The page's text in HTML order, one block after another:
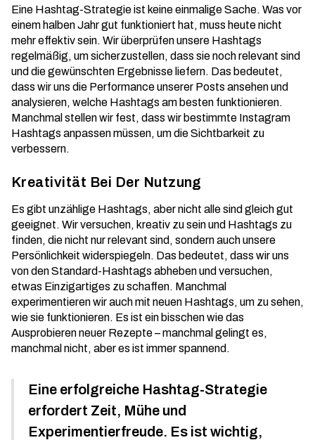
Eine Hashtag-Strategie ist keine einmalige Sache. Was vor
einem halben Jahr gut funktioniert hat, muss heute nicht
mehr effektiv sein. Wir überprüfen unsere Hashtags
regelmäßig, um sicherzustellen, dass sie noch relevant sind
und die gewünschten Ergebnisse liefern. Das bedeutet,
dass wir uns die Performance unserer Posts ansehen und
analysieren, welche Hashtags am besten funktionieren.
Manchmal stellen wir fest, dass wir bestimmte Instagram
Hashtags anpassen müssen, um die Sichtbarkeit zu
verbessern.
Kreativität Bei Der Nutzung
Es gibt unzählige Hashtags, aber nicht alle sind gleich gut
geeignet. Wir versuchen, kreativ zu sein und Hashtags zu
finden, die nicht nur relevant sind, sondern auch unsere
Persönlichkeit widerspiegeln. Das bedeutet, dass wir uns
von den Standard-Hashtags abheben und versuchen,
etwas Einzigartiges zu schaffen. Manchmal
experimentieren wir auch mit neuen Hashtags, um zu sehen,
wie sie funktionieren. Es ist ein bisschen wie das
Ausprobieren neuer Rezepte – manchmal gelingt es,
manchmal nicht, aber es ist immer spannend.
Eine erfolgreiche Hashtag-Strategie
erfordert Zeit, Mühe und
Experimentierfreude. Es ist wichtig,